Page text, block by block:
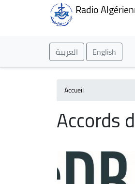
Radio
العربية English
Accueil
Accords